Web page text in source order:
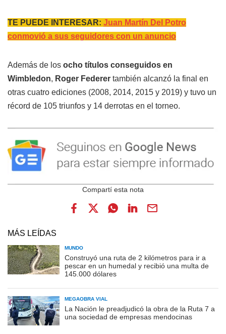
TE PUEDE INTERESAR: Juan Martín Del Potro
conmovió a sus seguidores con un anuncio
Además de los ocho títulos conseguidos en
Wimbledon, Roger Federer también alcanzó la final en
otras cuatro ediciones (2008, 2014, 2015 y 2019) y tuvo un
récord de 105 triunfos y 14 derrotas en el torneo.
MÁS LEÍDAS
MUNDO
Construyó una ruta de 2 kilómetros para ir a
pescar en un humedal y recibió una multa de
145.000 dólares
MEGAOBRA VIAL
La Nación le preadjudicó la obra de la Ruta 7 a
una sociedad de empresas mendocinas